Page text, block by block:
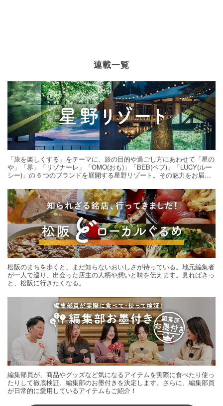
連載一覧
「旅を楽しくする」をテーマに、旅の目的や過ごし方にあわせて「星の
や」「界」「リゾナーレ」「OMO(おも)」「BEB(ベブ)」「LUCY(ルー
シー)」の 6 つのブランドを展開する星野リゾート。その魅力をお届け
松阪のまちを歩くと、まだ知らないおいしさが待っている。地元編集者
が一人で巡り、出会った店主の人柄や想いと味を伝えます。見ればきっ
と、松阪に行きたくなる。
編集部員が、商品やグッズなど気になるアイテムを実際に食べたり使っ
たりして徹底検証。編集部のお墨付きを決定します。さらに、編集部員
が日常的に愛用しているアイテムもご紹介！